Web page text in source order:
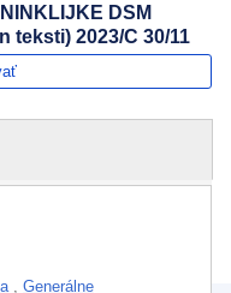
DSM
teksti) 2023/C 30/11
, Generálne